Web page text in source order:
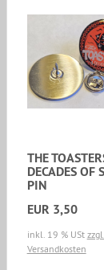
THE
DECADES OF
PIN
EUR 3,50
inkl. 19 % USt zzgl.
Versandkosten